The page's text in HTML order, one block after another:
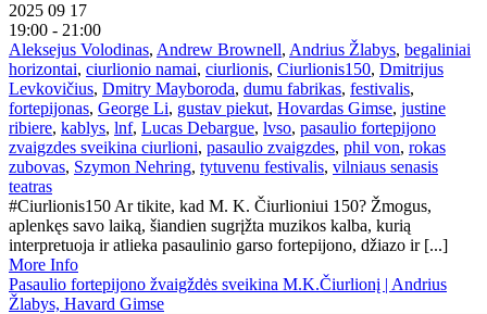
2025 09 17
19:00 - 21:00
Aleksejus Volodinas, Andrew Brownell, Andrius Žlabys, begaliniai
horizontai, ciurlionio namai, ciurlionis, Ciurlionis150, Dmitrijus
Levkovičius, Dmitry Mayboroda, dumu fabrikas, festivalis,
fortepijonas, George Li, gustav piekut, Hovardas Gimse, justine
ribiere, kablys, lnf, Lucas Debargue, lvso, pasaulio fortepijono
zvaigzdes sveikina ciurlioni, pasaulio zvaigzdes, phil von, rokas
zubovas, Szymon Nehring, tytuvenu festivalis, vilniaus senasis
teatras
#Ciurlionis150 Ar tikite, kad M. K. Čiurlioniui 150? Žmogus,
aplenkęs savo laiką, šiandien sugrįžta muzikos kalba, kurią
interpretuoja ir atlieka pasaulinio garso fortepijono, džiazo ir [...]
More Info
Pasaulio fortepijono žvaigždės sveikina M.K.Čiurlionį | Andrius
Žlabys, Havard Gimse